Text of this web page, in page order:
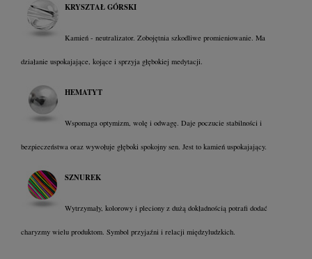
KRYSZTAŁ GÓRSKI
Kamień - neutralizator. Zobojętnia szkodliwe promieniowanie. Ma
działanie uspokajające, kojące i sprzyja głębokiej medytacji.
HEMATYT
Wspomaga optymizm, wolę i odwagę. Daje poczucie stabilności i
bezpieczeństwa oraz wywołuje głęboki spokojny sen. Jest to kamień uspokajający.
SZNUREK
Wytrzymały, kolorowy i pleciony z dużą dokładnością potrafi dodać
charyzmy wielu produktom. Symbol przyjaźni i relacji międzyludzkich.